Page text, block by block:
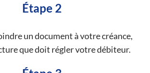
Étape 2
un document à votre créance,
que doit régler votre débiteur.